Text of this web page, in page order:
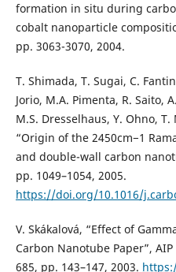
formation in situ during
cobalt nanoparticle
pp. 3063-3070, 2004.
T. Shimada, T. Sugai, C.
Jorio, M.A. Pimenta, R. Saito,
M.S. Dresselhaus, Y. Ohno,
“Origin of the 2450cm−1
and double-wall carbon
pp. 1049–1054, 2005.
https://doi.org/10.1016/
V. Skákalová, “Effect of
Carbon Nanotube Paper”,
685, pp. 143–147, 2003.